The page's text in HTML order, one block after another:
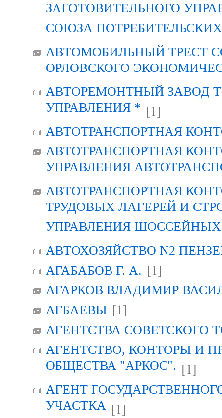
ЗАГОТОВИТЕЛЬНОГО
СОЮЗА
АВТОМОБИЛЬНЫЙ ТРЕСТ
ОРЛОВСКОГО
АВТОРЕМОНТНЫЙ ЗАВОД
УПРАВЛЕНИЯ * [1]
АВТОТРАНСПОРТНАЯ
АВТОТРАНСПОРТНАЯ
УПРАВЛЕНИЯ
АВТОТРАНСПОРТНАЯ
ТРУДОВЫХ ЛАГЕРЕЙ И
УПРАВЛЕНИЯ
АВТОХОЗЯЙСТВО N2
АГАБАБОВ Г. А. [1]
АГАРКОВ ВЛАДИМИР
АГБАЕВЫ [1]
АГЕНТСТВА СОВЕТСКОГО
АГЕНТСТВО, КОНТОРЫ И
ОБЩЕСТВА "АРКОС". [1]
АГЕНТ
УЧАСТКА [1]